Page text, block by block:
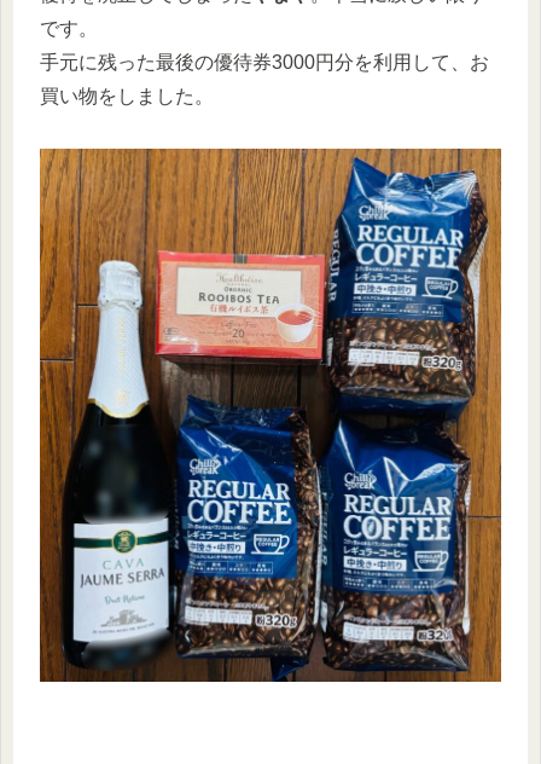
です。
手元に残った最後の優待券3000円分を利用して、お
買い物をしました。